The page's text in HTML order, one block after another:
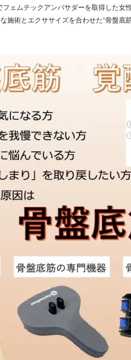
フェムテックアンバサダーを取得した女
施術とエクササイズを合わせた“骨盤底